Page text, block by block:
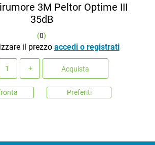
3M Peltor Optime III
35dB
(0)
il prezzo accedi o registrati
Acquista
Preferiti